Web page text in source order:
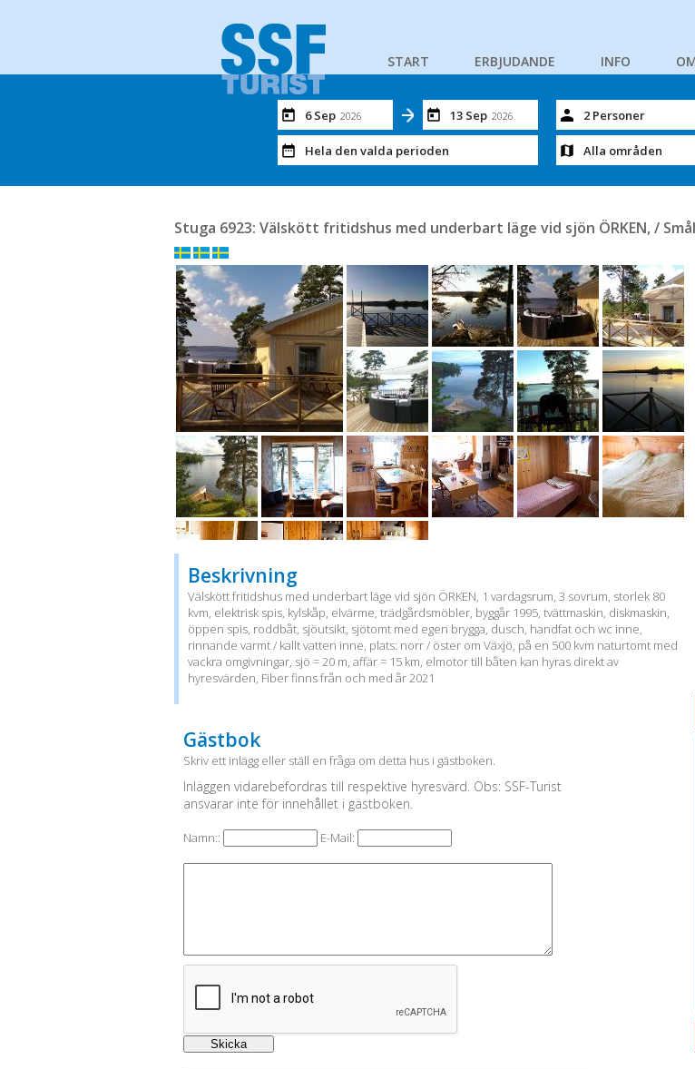
START ERBJUDANDE INFO
6 Sep 2026 13 Sep 2026
Hela den valda perioden
2 Personer
Alla områden
Stuga 6923: Välskött fritidshus med underbart läge vid sjön ÖRKEN, /
Beskrivning
Välskött fritidshus med underbart läge vid sjön ÖRKEN, 1 vardagsrum, 3 sovrum, storlek 80
kvm, elektrisk spis, kylskåp, elvärme, trädgårdsmöbler, byggår 1995, tvättmaskin, diskmaskin,
öppen spis, roddbåt, sjöutsikt, sjötomt med egen brygga, dusch, handfat och wc inne,
rinnande varmt / kallt vatten inne, plats: norr / öster om Växjö, på en 500 kvm naturtomt med
vackra omgivningar, sjö = 20 m, affär = 15 km, elmotor till båten kan hyras direkt av
hyresvärden, Fiber finns från och med år 2021
Gästbok
Skriv ett inlägg eller ställ en fråga om detta hus i gästboken.
Inläggen vidarebefordras till respektive hyresvärd. Obs: SSF-Turist
ansvarar inte för innehållet i gästboken.
Namn:: E-Mail: